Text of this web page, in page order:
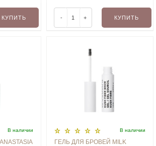
КУПИТЬ - + КУПИТЬ
В наличии В наличии
ГЕЛЬ ДЛЯ БРОВЕЙ MILK